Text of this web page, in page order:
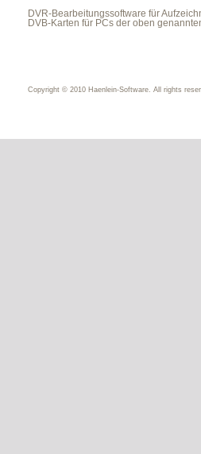
DVR-Bearbeitungssoftware für
DVB-Karten für PCs der oben
Copyright © 2010 Haenlein-Software. All rights